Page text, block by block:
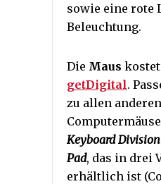
sowie eine rote
Beleuchtung.
Die Maus kostet
getDigital.
zu allen anderen
Keyboard
Pad, das in drei
erhältlich ist